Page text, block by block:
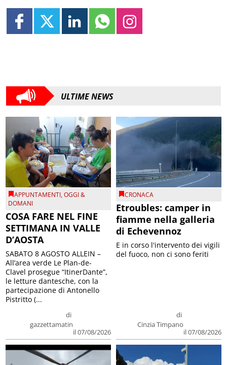
ULTIME NEWS
APPUNTAMENTI,OGGI &
DOMANI
COSA FARE NEL FINE
SETTIMANA IN VALLE
D’AOSTA
di
gazzettamatin
il 07/08/2026
SABATO 8 AGOSTO ALLEIN –
All’area verde Le Plan-de-
Clavel prosegue “ItinerDante”,
le letture dantesche, con la
partecipazione di Antonello
Pistritto (...
CRONACA
Etroubles: camper in
fiamme nella galleria
di Echevennoz
di
Cinzia Timpano
il 07/08/2026
E in corso l'intervento dei vigili
del fuoco, non ci sono feriti